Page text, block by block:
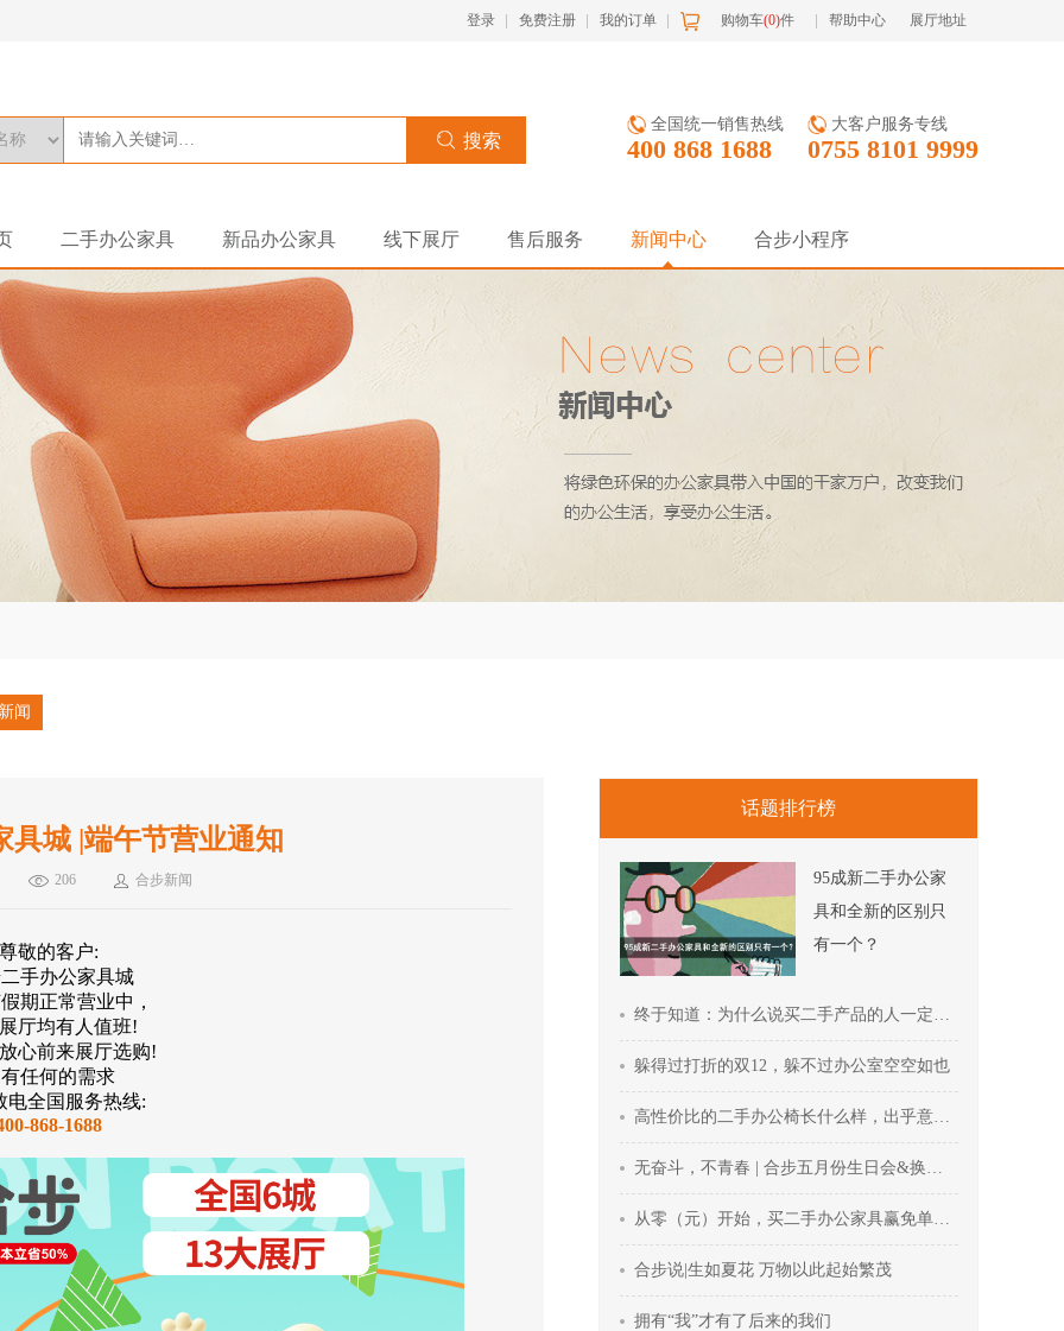
展厅地址
帮助中心
购物车(0)件
我的订单
免费注册
登录
全国统一销售热线
400 868 1688
大客户服务专线
0755 8101 9999
二手办公家具 新品办公家具 线下展厅 售后服务 新闻中心 合步小程序
闻
具城 |端午节营业通知
206 合步新闻
尊敬的客户:
手办公家具城
期正常营业中，
厅均有人值班!
心前来展厅选购!
任何的需求
电全国服务热线:
868-1688
话题排行榜
95成新二手办公家
具和全新的区别只
有一个？
终于知道：为什么说买二手产品的人一定会越来越多！
躲得过打折的双12，躲不过办公室空空如也
高性价比的二手办公椅长什么样，出乎意料的惊喜
无奋斗，不青春 | 合步五月份生日会&换带仪式回顾
从零（元）开始，买二手办公家具赢免单机会
合步说|生如夏花 万物以此起始繁茂
拥有“我”才有了后来的我们